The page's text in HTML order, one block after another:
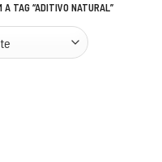
A TAG “ADITIVO NATURAL”